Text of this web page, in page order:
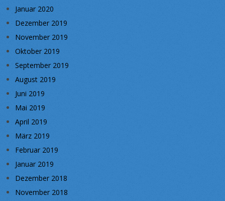
Januar 2020
Dezember 2019
November 2019
Oktober 2019
September 2019
August 2019
Juni 2019
Mai 2019
April 2019
März 2019
Februar 2019
Januar 2019
Dezember 2018
November 2018